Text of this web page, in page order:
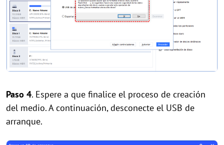
Paso 4. Espere a que finalice el proceso de creación
del medio. A continuación, desconecte el USB de
arranque.